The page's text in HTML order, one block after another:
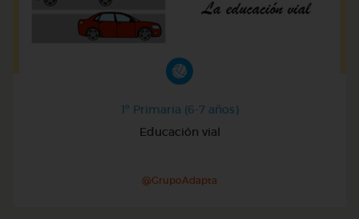
1º Primaria (6-7 años)
Educación vial
@GrupoAdapta